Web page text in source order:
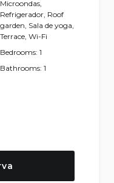
Microondas,
Refrigerador, Roof
garden, Sala de yoga,
Terrace, Wi-Fi
Bedrooms: 1
Bathrooms: 1